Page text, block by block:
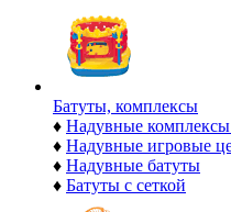
Батуты, комплексы
♦ Надувные комплексы
♦ Надувные игровые
♦ Надувные батуты
♦ Батуты с сеткой